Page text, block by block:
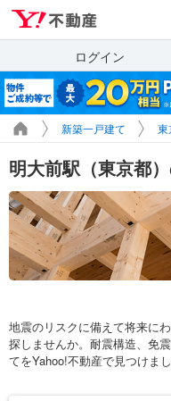
ログイン
新築一戸建て 東
明大前駅（東京都
地震のリスクに備えて将来に
探しませんか。耐震構造、免
てをYahoo!不動産で見つけまし